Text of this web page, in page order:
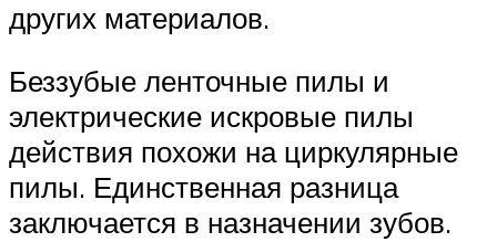
других материалов.
Беззубые ленточные пилы и
электрические искровые пилы
действия похожи на циркулярные
пилы. Единственная разница
заключается в назначении зубов.